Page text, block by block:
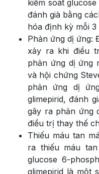
kiểm soát
đánh già bằng
hóa định kỳ mỗi 3
Phản ứng dị ứng:
xảy ra khi điều
phản ứng dị ứng
và hội chứng
phản ứng dị
glimepirid, đánh
gây ra phản ứng
điều trị thay thế
Thiếu máu tan
ra thiếu máu
glucose 6-
glimepirid là một